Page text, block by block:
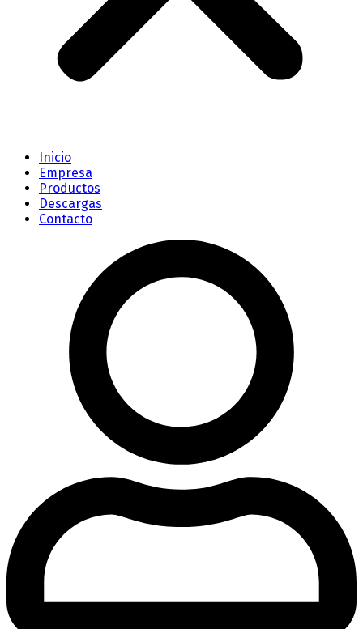
Inicio
Empresa
Productos
Descargas
Contacto